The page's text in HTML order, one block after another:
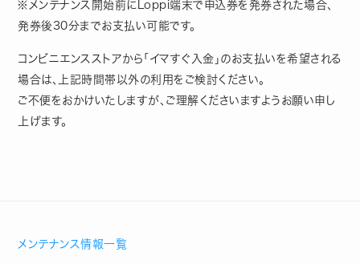
※メンテナンス開始前にLoppi端末で申込券を発券された場合、
発券後30分までお支払い可能です。
コンビニエンスストアから「イマすぐ入金」のお支払いを希望される
場合は、上記時間帯以外の利用をご検討ください。
ご不便をおかけいたしますが、ご理解くださいますようお願い申し
上げます。
メンテナンス情報一覧